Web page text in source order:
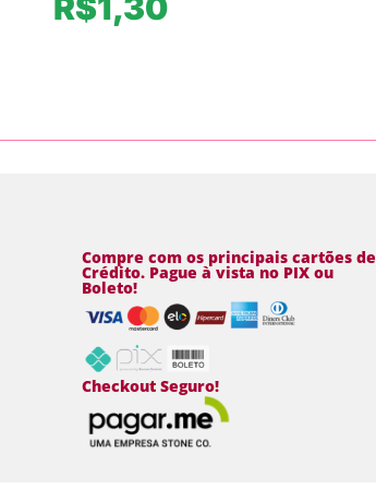
R$1,30
Compre com os principais cartões de
Crédito. Pague à vista no PIX ou
Boleto!
Checkout Seguro!